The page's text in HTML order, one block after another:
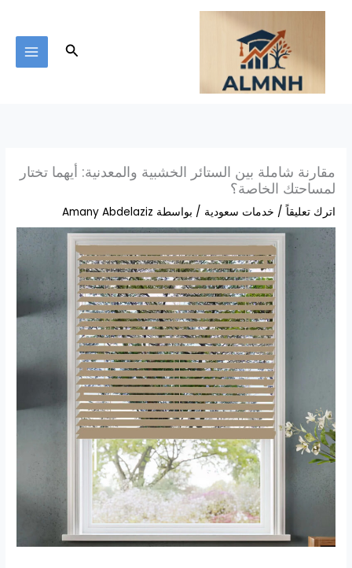
تخطي
البحث
مقارنة شاملة بين الستائر الخشبية والمعدنية: أيهما تختار
لمساحتك الخاصة؟
اترك تعليقاً / خدمات سعودية / بواسطة Amany Abdelaziz